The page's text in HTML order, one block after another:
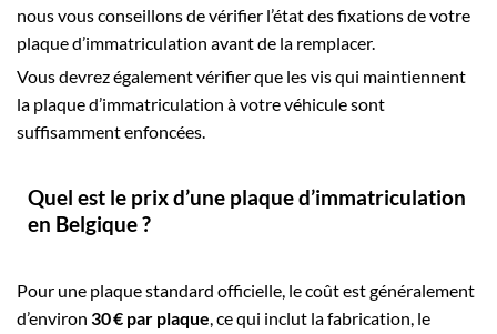
nous vous conseillons de vérifier l’état des fixations de votre
plaque d’immatriculation avant de la remplacer.
Vous devrez également vérifier que les vis qui maintiennent
la plaque d’immatriculation à votre véhicule sont
suffisamment enfoncées.
Quel est le prix d’une plaque d’immatriculation
en Belgique ?
Pour une plaque standard officielle, le coût est généralement
d’environ 30 € par plaque, ce qui inclut la fabrication, le